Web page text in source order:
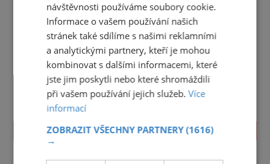
TIPY NA CESTY
Jihočeský krajJihomoravský krajKarlovarský kraj
návštěvnosti používáme soubory cookie.
Informace o vašem používání našich
stránek také sdílíme s našimi reklamními
a analytickými partnery, kteří je mohou
kombinovat s dalšími informacemi, které
jste jim poskytli nebo které shromáždili
při vašem používání jejich služeb.Více
informací
ZOBRAZIT VŠECHNY PARTNERY(1616)
→